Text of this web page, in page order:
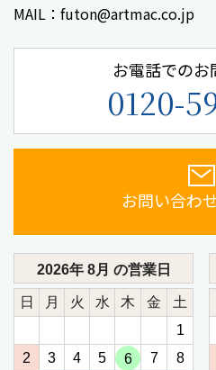
MAIL：futon@artmac.co.jp
お電話でのお
0120-
お問い合わ